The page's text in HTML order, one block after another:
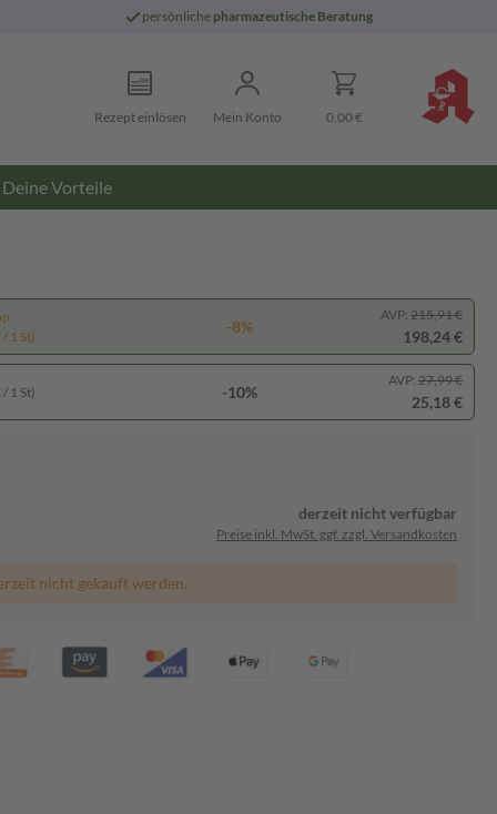
persönliche pharmazeutische Beratung
Rezept einlösen Mein Konto 0,00 €
Deine Vorteile
1 St)
-8%
AVP: 215,91 €
198,24 €
1 St) -10%
AVP: 27,99 €
25,18 €
derzeit nicht verfügbar
Preise inkl. MwSt. ggf. zzgl. Versandkosten
nicht gekauft werden.